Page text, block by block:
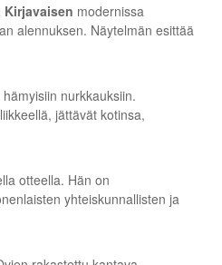
Kirjavaisen modernissa
alennuksen. Näytelmän esittää
nurkkauksiin.
jättävät kotinsa,
otteella. Hän on
yhteiskunnallisten ja